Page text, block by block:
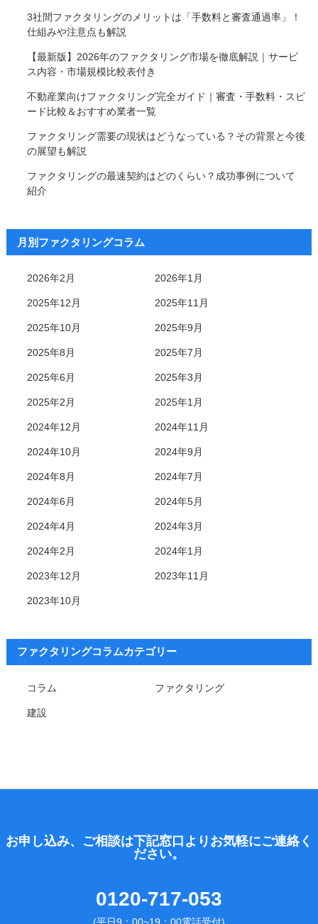
3社間ファクタリングのメリットは「手数料と審査通過率」！
仕組みや注意点も解説
【最新版】2026年のファクタリング市場を徹底解説｜サービ
ス内容・市場規模比較表付き
不動産業向けファクタリング完全ガイド｜審査・手数料・スピ
ード比較＆おすすめ業者一覧
ファクタリング需要の現状はどうなっている？その背景と今後
の展望も解説
ファクタリングの最速契約はどのくらい？成功事例について
紹介
月別ファクタリングコラム
2026年2月 2026年1月
2025年12月 2025年11月
2025年10月 2025年9月
2025年8月 2025年7月
2025年6月 2025年3月
2025年2月 2025年1月
2024年12月 2024年11月
2024年10月 2024年9月
2024年8月 2024年7月
2024年6月 2024年5月
2024年4月 2024年3月
2024年2月 2024年1月
2023年12月 2023年11月
2023年10月
ファクタリングコラムカテゴリー
コラム ファクタリング
建設
お申し込み、ご相談は下記窓口よりお気軽にご連絡く
ださい。
0120-717-053